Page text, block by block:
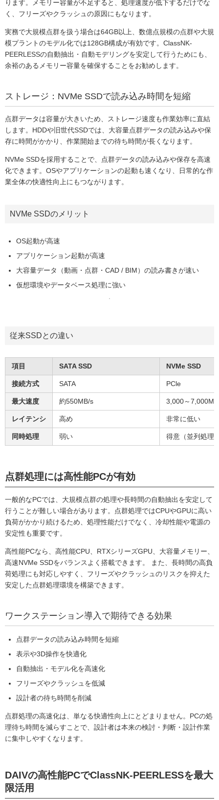
ります。メモリー容量が不足すると、処理速度が低下するだけでな
く、フリーズやクラッシュの原因にもなります。
実務で大規模点群を扱う場合は64GB以上、数億点規模の点群や大規
模プラントのモデル化では128GB構成が有効です。ClassNK-
PEERLESSの自動抽出・自動モデリングを安定して行うためにも、
余裕のあるメモリー容量を確保することをお勧めします。
ストレージ：NVMe SSDで読み込み時間を短縮
点群データは容量が大きいため、ストレージ速度も作業効率に直結
します。HDDや旧世代SSDでは、大容量点群データの読み込みや保
存に時間がかかり、作業開始までの待ち時間が長くなります。
NVMe SSDを採用することで、点群データの読み込みや保存を高速
化できます。OSやアプリケーションの起動も速くなり、日常的な作
業全体の快適性向上にもつながります。
NVMe SSDのメリット
OS起動が高速
アプリケーション起動が高速
大容量データ（動画・点群・CAD / BIM）の読み書きが速い
仮想環境やデータベース処理に強い
従来SSDとの違い
項目 SATA SSD NVMe SSD
接続方式 SATA PCle
最大速度 約550MB/s 3,000～
レイテンシ 高め 非常に低い
同時処理 弱い 得意（並列処理
点群処理には高性能PCが有効
一般的なPCでは、大規模点群の処理や長時間の自動抽出を安定して
行うことが難しい場合があります。点群処理ではCPUやGPUに高い
負荷がかかり続けるため、処理性能だけでなく、冷却性能や電源の
安定性も重要です。
高性能PCなら、高性能CPU、RTXシリーズGPU、大容量メモリー、
高速NVMe SSDをバランスよく搭載できます。 また、長時間の高負
荷処理にも対応しやすく、フリーズやクラッシュのリスクを抑えた
安定した点群処理環境を構築できます。
ワークステーション導入で期待できる効果
点群データの読み込み時間を短縮
表示や3D操作を快適化
自動抽出・モデル化を高速化
フリーズやクラッシュを低減
設計者の待ち時間を削減
点群処理の高速化は、単なる快適性向上にとどまりません。PCの処
理待ち時間を減らすことで、設計者は本来の検討・判断・設計作業
に集中しやすくなります。
DAIVの高性能PCでClassNK-PEERLESSを最大
限活用